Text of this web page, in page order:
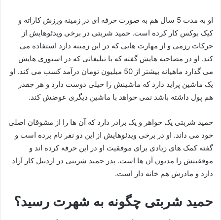
او به مدت 5 سال هم به صورت حرفه ای در زمینه ورزش کاراته و
کیک بوکس کار کرده است. حمید شربتی در برخی ویدئوهایش از
حرکات رزمی و از مهارت هایی که در این زمینه دارد استفاده می
کند. او در مصاحبه هایش گفته که با تبلیغاتی که در استوری هایش
می گذارد ماهیانه بیشتر از 50 میلیون تومان درآمد کسب می کند. او
یک ماشین پراید دارد که ماشینش را خیلی دوست دارد و هر چقدر
هم پول داشته باشد نمی خواهد با ماشین دیگری عوضش کند.
حمید شربتی یک خواهر و یک برادر دارد که آن ها را از مشوقان اصلی
خود می داند. او در برخی ویدئوهایش از این دو نفر نام برده است و
گفته کمک های زیادی برای موفقیت او در این حرفه کرده اند و
موفقیتش را مدیون آن ها است. پدر حمید شربتی در اردبیل کار آزاد
دارد و مادرش هم خانه دار است.
حمید شربتی چگونه به شهرت رسید؟